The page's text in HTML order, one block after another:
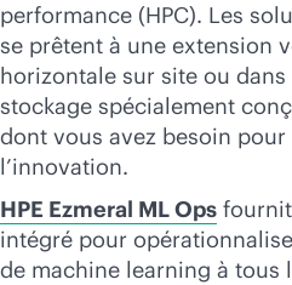
performance (HPC). Les
se prêtent à une extension
horizontale sur site ou
stockage spécialement
dont vous avez besoin
l’innovation.
HPE Ezmeral ML Ops
intégré pour
de machine learning à tous